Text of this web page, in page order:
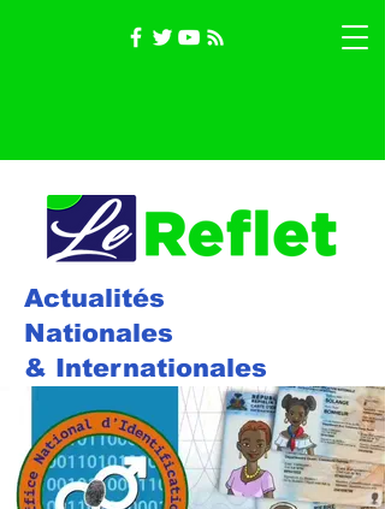
Actualités
Nationales
& Internationales